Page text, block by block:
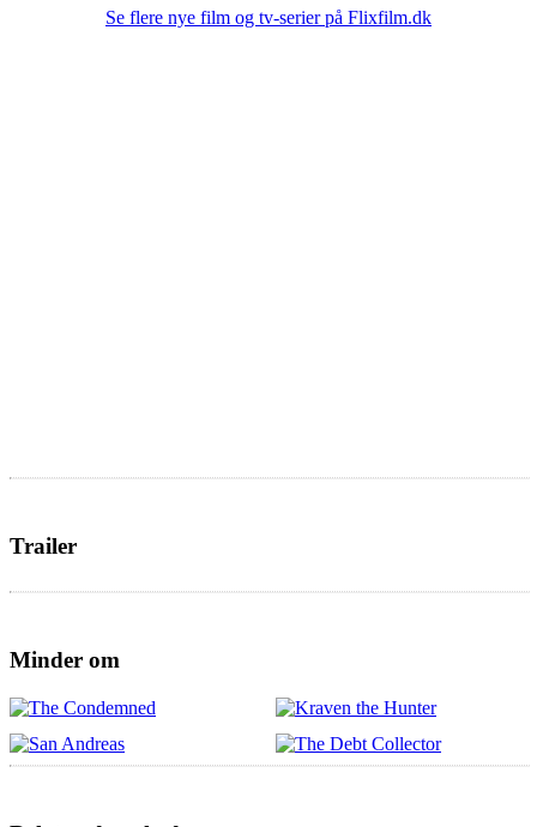
Se flere nye film og tv-serier på Flixfilm.dk
Trailer
Minder om